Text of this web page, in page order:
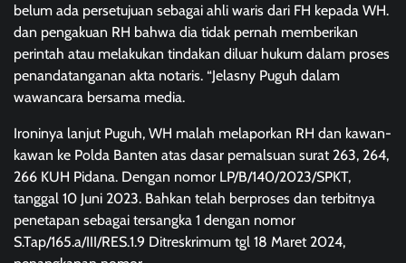
belum ada persetujuan sebagai ahli waris dari FH kepada WH.
dan pengakuan RH bahwa dia tidak pernah memberikan
perintah atau melakukan tindakan diluar hukum dalam proses
penandatanganan akta notaris. “Jelasny Puguh dalam
wawancara bersama media.
Ironinya lanjut Puguh, WH malah melaporkan RH dan kawan-
kawan ke Polda Banten atas dasar pemalsuan surat 263, 264,
266 KUH Pidana. Dengan nomor LP/B/140/2023/SPKT,
tanggal 10 Juni 2023. Bahkan telah berproses dan terbitnya
penetapan sebagai tersangka 1 dengan nomor
S.Tap/165.a/III/RES.1.9 Ditreskrimum tgl 18 Maret 2024,